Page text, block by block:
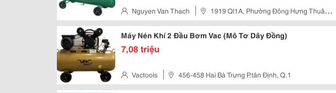
Điện Thoại : 08. 66
Nguyen Van Thach
1919 Ql1A, Phường Đông Hưng Thuân,
Quận 12, Tp. Hồ Chí Minh, Việt Nam
Máy Nén Khí 2 Đầu Bơm Vac (Mô Tơ Dây Đồng)
7,08 triệu
Vactools 456-458 Hai Bà Trưng P.tân Định, Q.1